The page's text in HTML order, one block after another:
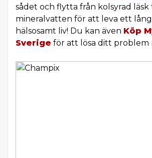
sådet och flytta från kolsyrad läsk
mineralvatten för att leva ett
hälsosamt liv! Du kan även Köp
Sverige för att lösa ditt problem